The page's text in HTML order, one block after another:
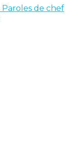
Paroles de chef